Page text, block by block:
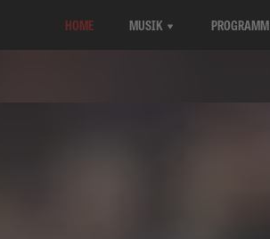
HOME MUSIK PROGRAMM